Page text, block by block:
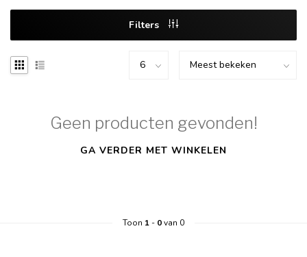
Filters
Geen producten gevonden!
GA VERDER MET WINKELEN
Toon 1- 0van 0